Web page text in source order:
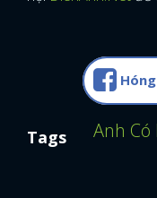
Tags Anh Có